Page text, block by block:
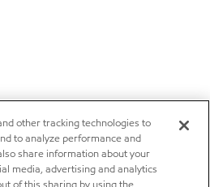
other tracking technologies to
to analyze performance and
share information about your
media, advertising and analytics